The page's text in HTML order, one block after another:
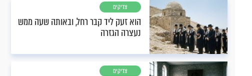
צדיקים
הוא זעק ליד קבר רחל, ובאותה שעה ממש
נעצרה הגזרה
צדיקים